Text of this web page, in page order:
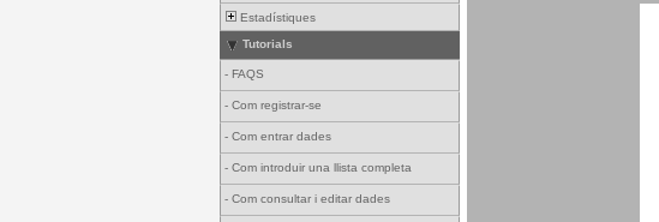
Estadístiques
Tutorials
- FAQS
- Com registrar-se
- Com entrar dades
- Com introduir una llista completa
- Com consultar i editar dades